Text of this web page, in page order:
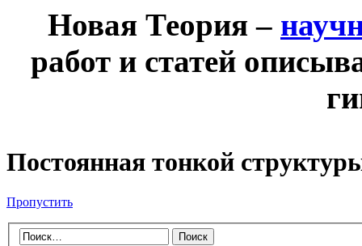
Новая Теория –
работ и статей
Постоянная тонкой
Пропустить